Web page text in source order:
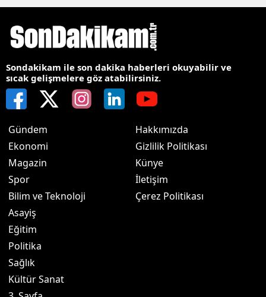
Sondakikam ile son dakika haberleri okuyabilir ve
sıcak gelişmelere göz atabilirsiniz.
Gündem
Ekonomi
Magazin
Spor
Bilim ve Teknoloji
Asayiş
Eğitim
Politika
Sağlık
Kültür Sanat
Hakkımızda
Gizlilik Politikası
Künye
İletişim
Çerez Politikası